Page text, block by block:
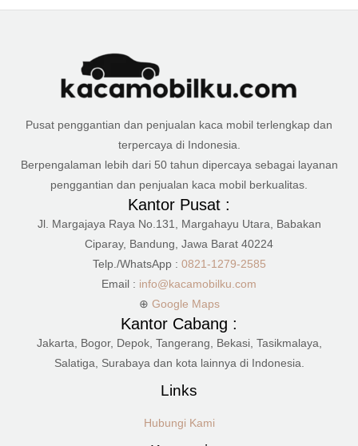
Pusat penggantian dan penjualan kaca mobil terlengkap dan
terpercaya di Indonesia.
Berpengalaman lebih dari 50 tahun dipercaya sebagai layanan
penggantian dan penjualan kaca mobil berkualitas.
Kantor Pusat :
Jl. Margajaya Raya No.131, Margahayu Utara, Babakan
Ciparay, Bandung, Jawa Barat 40224
Telp./WhatsApp : 0821-1279-2585
Email : info@kacamobilku.com
⊕ Google Maps
Kantor Cabang :
Jakarta, Bogor, Depok, Tangerang, Bekasi, Tasikmalaya,
Salatiga, Surabaya dan kota lainnya di Indonesia.
Links
Hubungi Kami